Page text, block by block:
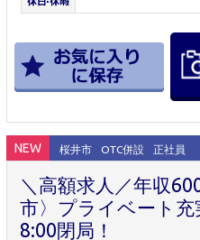
NEW 桜井市 OTC併設 正社員
＼高額求人／年収
市〉プライベート
8:00閉局！